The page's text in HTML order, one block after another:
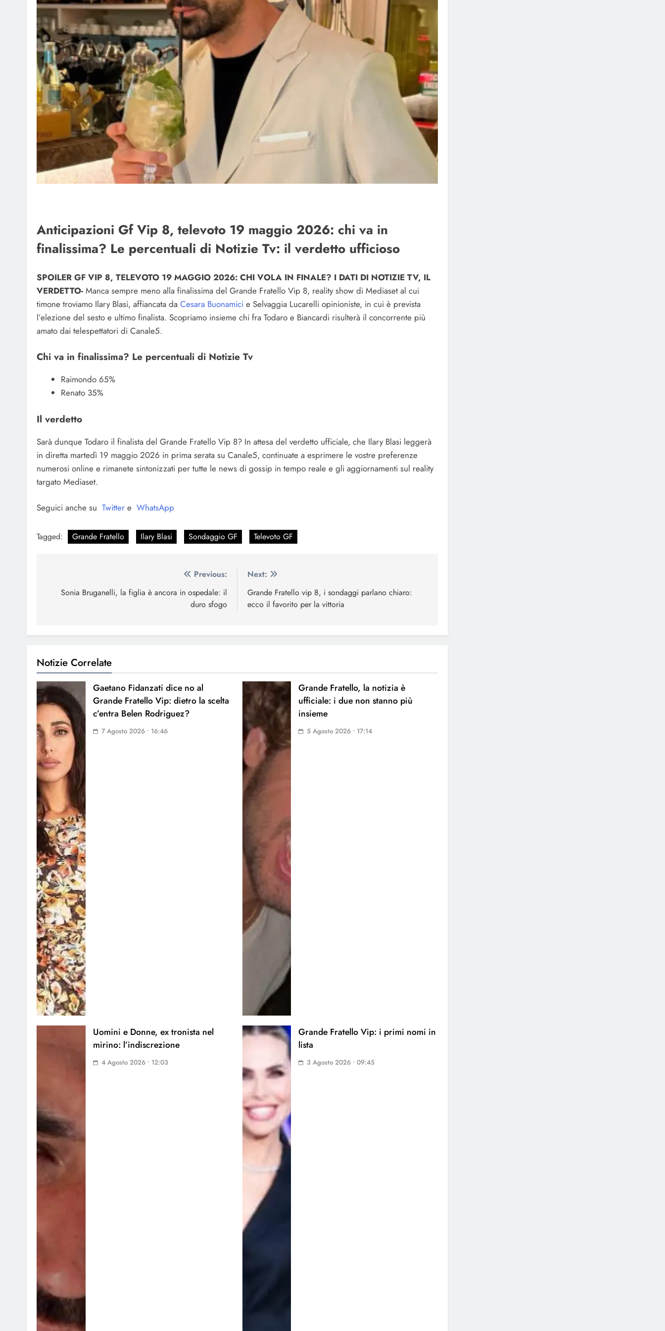
Anticipazioni Gf Vip 8, televoto 19 maggio 2026: chi va in
finalissima? Le percentuali di Notizie Tv: il verdetto ufficioso
SPOILER GF VIP 8, TELEVOTO 19 MAGGIO 2026: CHI VOLA IN FINALE? I DATI DI NOTIZIE TV, IL
VERDETTO- Manca sempre meno alla finalissima del Grande Fratello Vip 8, reality show di Mediaset al cui
timone troviamo Ilary Blasi, affiancata da Cesara Buonamici e Selvaggia Lucarelli opinioniste, in cui è prevista
l’elezione del sesto e ultimo finalista. Scopriamo insieme chi fra Todaro e Biancardi risulterà il concorrente più
amato dai telespettatori di Canale5.
Chi va in finalissima? Le percentuali di Notizie Tv
Raimondo 65%
Renato 35%
Il verdetto
Sarà dunque Todaro il finalista del Grande Fratello Vip 8? In attesa del verdetto ufficiale, che Ilary Blasi leggerà
in diretta martedì 19 maggio 2026 in prima serata su Canale5, continuate a esprimere le vostre preferenze
numerosi online e rimanete sintonizzati per tutte le news di gossip in tempo reale e gli aggiornamenti sul reality
targato Mediaset.
Seguici anche su Twitter e WhatsApp
Tagged: Grande Fratello Ilary Blasi Sondaggio GF Televoto GF
articoli
Previous:
Sonia Bruganelli, la figlia è ancora in ospedale: il
duro sfogo
Next:
Grande Fratello vip 8, i sondaggi parlano chiaro:
ecco il favorito per la vittoria
Notizie Correlate
Gaetano Fidanzati dice no al
Grande Fratello Vip: dietro la scelta
c’entra Belen Rodriguez?
7 Agosto 2026 • 16:46
Grande Fratello, la notizia è
ufficiale: i due non stanno più
insieme
5 Agosto 2026 • 17:14
Uomini e Donne, ex tronista nel
mirino: l’indiscrezione
4 Agosto 2026 • 12:03
Grande Fratello Vip: i primi nomi in
lista
3 Agosto 2026 • 09:45